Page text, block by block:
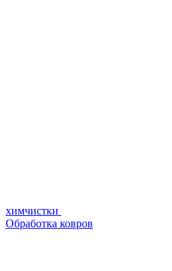
химчистки
Обработка ковров